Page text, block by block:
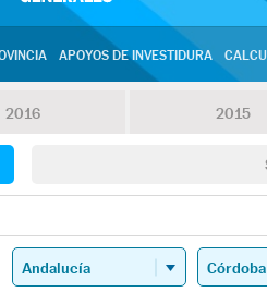
APOYOS DE INVESTIDURA
2016 2015